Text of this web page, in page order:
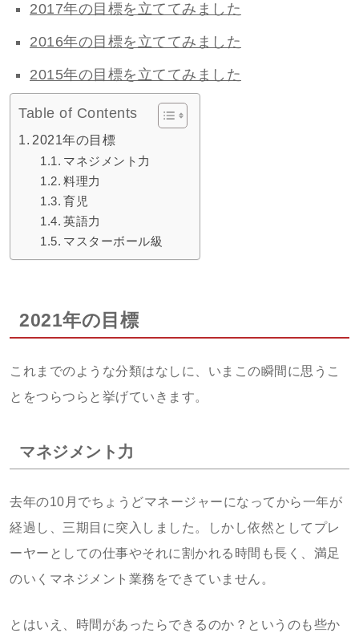
2017年の目標を立ててみました
2016年の目標を立ててみました
2015年の目標を立ててみました
Table of Contents
2021年の目標
マネジメント力
料理力
育児
英語力
マスターボール級
2021年の目標
これまでのような分類はなしに、いまこの瞬間に思うこ
とをつらつらと挙げていきます。
マネジメント力
去年の10月でちょうどマネージャーになってから一年が
経過し、三期目に突入しました。しかし依然としてプレ
ーヤーとしての仕事やそれに割かれる時間も長く、満足
のいくマネジメント業務をできていません。
とはいえ、時間があったらできるのか？というのも些か